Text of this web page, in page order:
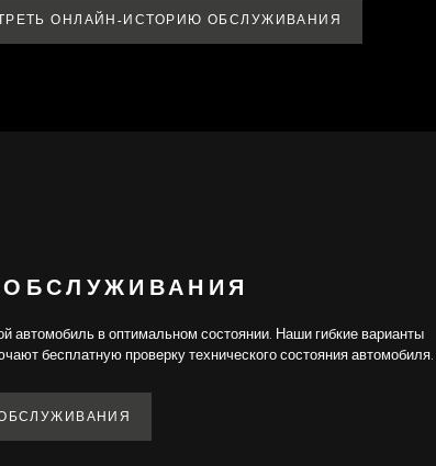
ОНЛАЙН-ИСТОРИЮ ОБСЛУЖИВАНИЯ
автомобиль в оптимальном состоянии. Наши гибкие варианты
бесплатную проверку технического состояния автомобиля.